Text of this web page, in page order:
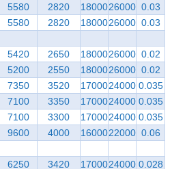
5580 2820 1800026000 0.03
5580 2820 1800026000 0.03
5420 2650 1800026000 0.02
5200 2550 1800026000 0.02
7350 3520 1700024000 0.035
7100 3350 1700024000 0.035
7100 3300 1700024000 0.035
9600 4000 1600022000 0.06
6250 3420 1700024000 0.028